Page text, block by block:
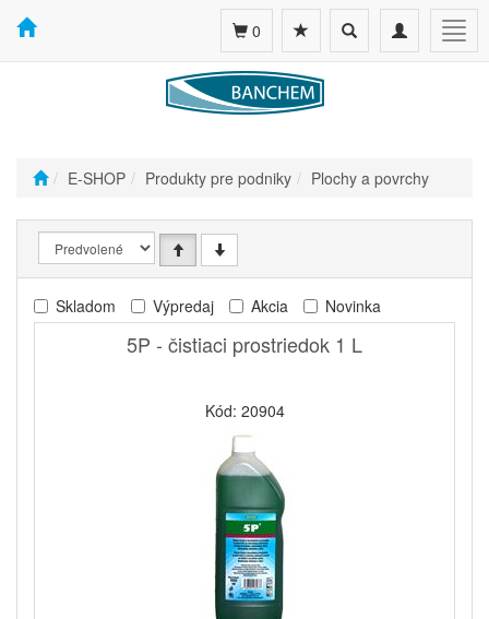
Toggle
navigation
Toggle
search
0
E-SHOP Produkty pre podniky Plochy a povrchy
Skladom Výpredaj Akcia Novinka
5P - čistiaci prostriedok 1 L
Kód: 20904